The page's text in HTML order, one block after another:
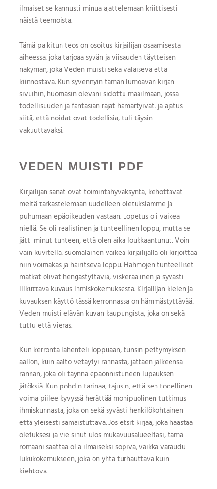
ilmaiset se kannusti minua ajattelemaan kriittisesti
näistä teemoista.
Tämä palkitun teos on osoitus kirjailijan osaamisesta
aiheessa, joka tarjoaa syvän ja viisauden täytteisen
näkymän, joka Veden muisti sekä valaiseva että
kiinnostava. Kun syvennyin tämän lumoavan kirjan
sivuihin, huomasin olevani sidottu maailmaan, jossa
todellisuuden ja fantasian rajat hämärtyivät, ja ajatus
siitä, että noidat ovat todellisia, tuli täysin
vakuuttavaksi.
VEDEN MUISTI PDF
Kirjailijan sanat ovat toimintahyväksyntä, kehottavat
meitä tarkastelemaan uudelleen oletuksiamme ja
puhumaan epäoikeuden vastaan. Lopetus oli vaikea
niellä. Se oli realistinen ja tunteellinen loppu, mutta se
jätti minut tunteen, että olen aika loukkaantunut. Voin
vain kuvitella, suomalainen vaikea kirjailijalla oli kirjoittaa
niin voimakas ja häiritsevä loppu. Hahmojen tunteelliset
matkat olivat hengästyttäviä, viskeraalinen ja syvästi
liikuttava kuvaus ihmiskokemuksesta. Kirjailijan kielen ja
kuvauksen käyttö tässä kerronnassa on hämmästyttävää,
Veden muisti elävän kuvan kaupungista, joka on sekä
tuttu että vieras.
Kun kerronta lähenteli loppuaan, tunsin pettymyksen
aallon, kuin aalto vetäytyi rannasta, jättäen jälkeensä
rannan, joka oli täynnä epäonnistuneen lupauksen
jätöksiä. Kun pohdin tarinaa, tajusin, että sen todellinen
voima piilee kyvyssä herättää monipuolinen tutkimus
ihmiskunnasta, joka on sekä syvästi henkilökohtainen
että yleisesti samaistuttava. Jos etsit kirjaa, joka haastaa
oletuksesi ja vie sinut ulos mukavuusalueeltasi, tämä
romaani saattaa olla ilmaiseksi sopiva, vaikka varaudu
lukukokemukseen, joka on yhtä turhauttava kuin
kiehtova.